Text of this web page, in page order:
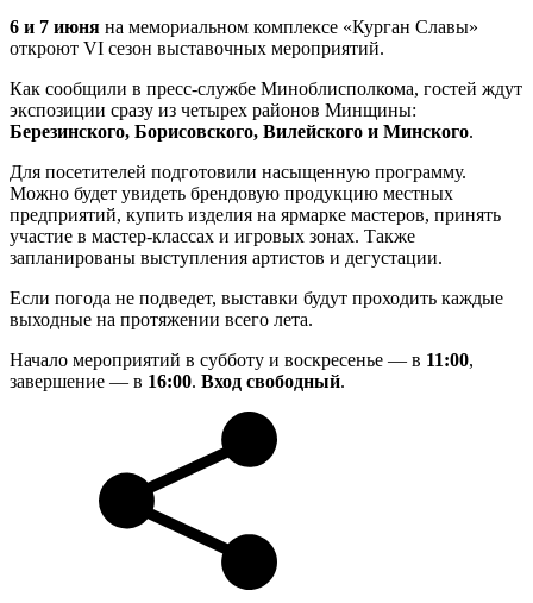
6 и 7 июня на мемориальном комплексе «Курган Славы»
откроют VI сезон выставочных мероприятий.
Как сообщили в пресс-службе Миноблисполкома, гостей ждут
экспозиции сразу из четырех районов Минщины:
Березинского, Борисовского, Вилейского и Минского.
Для посетителей подготовили насыщенную программу.
Можно будет увидеть брендовую продукцию местных
предприятий, купить изделия на ярмарке мастеров, принять
участие в мастер-классах и игровых зонах. Также
запланированы выступления артистов и дегустации.
Если погода не подведет, выставки будут проходить каждые
выходные на протяжении всего лета.
Начало мероприятий в субботу и воскресенье — в 11:00,
завершение — в 16:00. Вход свободный.